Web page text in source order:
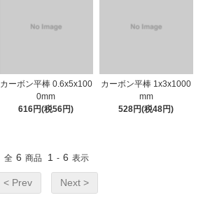
カーボン平棒 0.6x5x100
0mm
616円(税56円)
カーボン平棒 1x3x1000
mm
528円(税48円)
全 6 商品 1 - 6 表示
< Prev Next >